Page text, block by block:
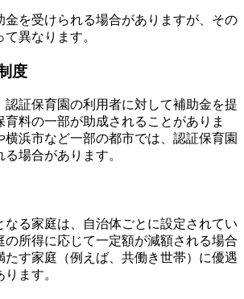
金を受けられる場合がありますが、その
異なります。
度
認証保育園の利用者に対して補助金を提
料の一部が助成されることがありま
横浜市など一部の都市では、認証保育園
場合があります。
なる家庭は、自治体ごとに設定されてい
の所得に応じて一定額が減額される場合
たす家庭（例えば、共働き世帯）に優遇
ます。